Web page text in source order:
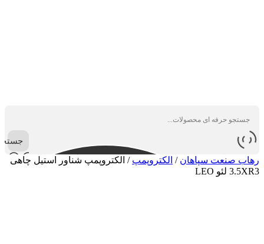
رهاب صنعت سپاهان / الکتروپمپ / الکتروپمپ شناور استیل چاهی
3.5XR3 لئو LEO